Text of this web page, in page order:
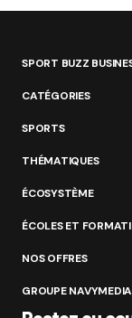
SPORT BUZZ
CATÉGORIES
SPORTS
THÉMATIQUES
ÉCOSYSTÈME
ÉCOLES ET
NOS OFFRES
GROUPE